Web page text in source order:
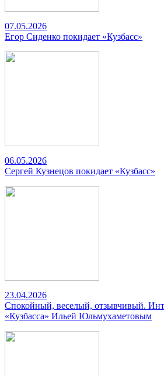
07.05.2026
Егор Сиденко покидает «Кузбасс»
06.05.2026
Сергей Кузнецов покидает «Кузбасс»
23.04.2026
Спокойный, веселый, отзывчивый.
«Кузбасса» Ильей Юльмухаметовым